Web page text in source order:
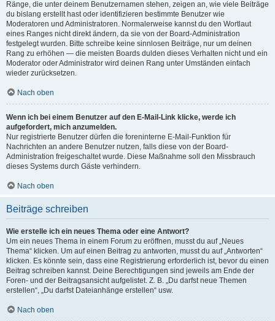
Ränge, die unter deinem Benutzernamen stehen, zeigen an, wie viele Beiträge
du bislang erstellt hast oder identifizieren bestimmte Benutzer wie
Moderatoren und Administratoren. Normalerweise kannst du den Wortlaut
eines Ranges nicht direkt ändern, da sie von der Board-Administration
festgelegt wurden. Bitte schreibe keine sinnlosen Beiträge, nur um deinen
Rang zu erhöhen — die meisten Boards dulden dieses Verhalten nicht und ein
Moderator oder Administrator wird deinen Rang unter Umständen einfach
wieder zurücksetzen.
Nach oben
Wenn ich bei einem Benutzer auf den E-Mail-Link klicke, werde ich
aufgefordert, mich anzumelden.
Nur registrierte Benutzer dürfen die foreninterne E-Mail-Funktion für
Nachrichten an andere Benutzer nutzen, falls diese von der Board-
Administration freigeschaltet wurde. Diese Maßnahme soll den Missbrauch
dieses Systems durch Gäste verhindern.
Nach oben
Beiträge schreiben
Wie erstelle ich ein neues Thema oder eine Antwort?
Um ein neues Thema in einem Forum zu eröffnen, musst du auf „Neues
Thema“ klicken. Um auf einen Beitrag zu antworten, musst du auf „Antworten“
klicken. Es könnte sein, dass eine Registrierung erforderlich ist, bevor du einen
Beitrag schreiben kannst. Deine Berechtigungen sind jeweils am Ende der
Foren- und der Beitragsansicht aufgelistet. Z. B. „Du darfst neue Themen
erstellen“, „Du darfst Dateianhänge erstellen“ usw.
Nach oben